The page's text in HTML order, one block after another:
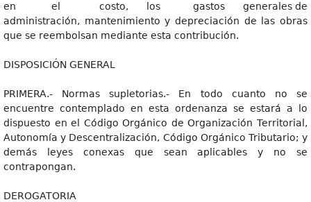
en el costo, los gastos generales de
administración, mantenimiento y depreciación de las obras
que se reembolsan mediante esta contribución.
DISPOSICIÓN GENERAL
PRIMERA.- Normas supletorias.- En todo cuanto no se
encuentre contemplado en esta ordenanza se estará a lo
dispuesto en el Código Orgánico de Organización Territorial,
Autonomía y Descentralización, Código Orgánico Tributario; y
demás leyes conexas que sean aplicables y no se
contrapongan.
DEROGATORIA